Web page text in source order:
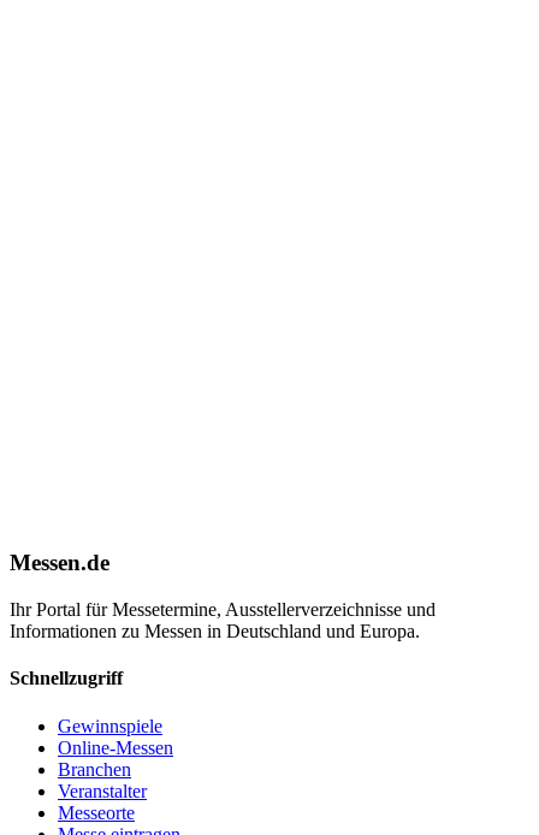
Messen.de
Ihr Portal für Messetermine, Ausstellerverzeichnisse und
Informationen zu Messen in Deutschland und Europa.
Schnellzugriff
Gewinnspiele
Online-Messen
Branchen
Veranstalter
Messeorte